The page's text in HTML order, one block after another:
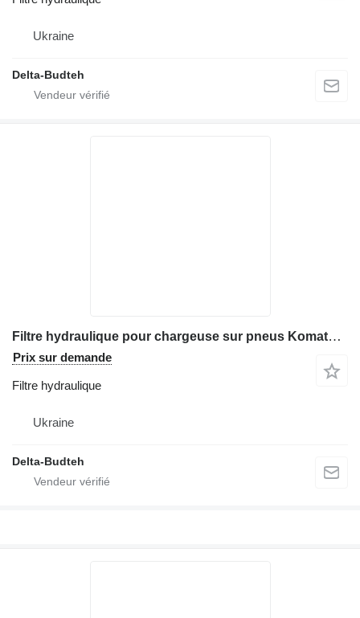
Ukraine
Delta-Budteh
Filtre hydraulique pour chargeuse sur pneus Komatsu WA480
Prix sur demande
Filtre hydraulique
Ukraine
Delta-Budteh